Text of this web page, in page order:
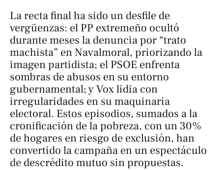
La recta final ha sido un desfile de
vergüenzas: el PP extremeño ocultó
durante meses la denuncia por “trato
machista” en Navalmoral, priorizando la
imagen partidista; el PSOE enfrenta
sombras de abusos en su entorno
gubernamental; y Vox lidia con
irregularidades en su maquinaria
electoral. Estos episodios, sumados a la
cronificación de la pobreza, con un 30%
de hogares en riesgo de exclusión, han
convertido la campaña en un espectáculo
de descrédito mutuo sin propuestas.